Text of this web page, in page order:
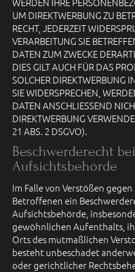
UM DIREKTWERBUNG ZU
RECHT, JEDERZEIT
VERARBEITUNG SIE
DATEN ZUM ZWECKE
DIES GILT AUCH FÜR DAS
SOLCHER DIREKTWERBUNG
SIE WIDERSPRECHEN,
DATEN ANSCHLIESSEND
DIREKTWERBUNG
21 ABS. 2 DSGVO).
Beschwerde­recht
Aufsichts­behörde
Im Falle von Verstößen
Betroffenen ein
Aufsichtsbehörde,
gewöhnlichen Aufenthalts,
Orts des mutmaßlichen
besteht unbeschadet
oder gerichtlicher